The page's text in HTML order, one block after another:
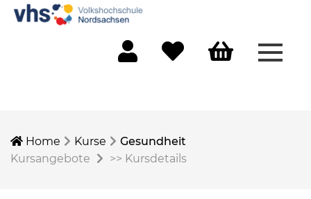
Home Kurse
Gesundheit
Kursangebote
>> Kursdetails